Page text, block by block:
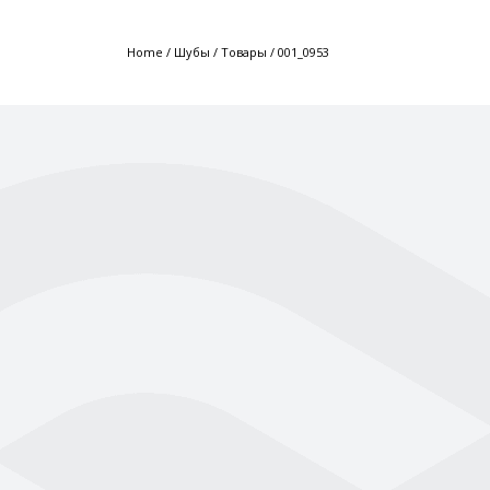
Home / Шубы / Товары / 001_0953